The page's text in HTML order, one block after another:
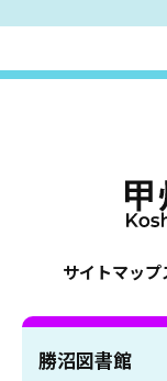
サイトマップ
勝沼図書館